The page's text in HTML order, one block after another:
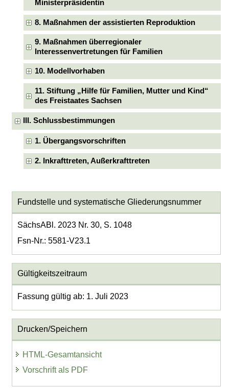
Ministerpräsidentin
8. Maßnahmen der assistierten Reproduktion
9. Maßnahmen überregionaler
Interessenvertretungen für Familien
10. Modellvorhaben
11. Stiftung „Hilfe für Familien, Mutter und Kind“
des Freistaates Sachsen
III. Schlussbestimmungen
1. Übergangsvorschriften
2. Inkrafttreten, Außerkrafttreten
Fundstelle und systematische Gliederungsnummer
SächsABl. 2023 Nr. 30, S. 1048
Fsn-Nr.: 5581-V23.1
Gültigkeitszeitraum
Fassung gültig ab: 1. Juli 2023
Drucken/Speichern
HTML-Gesamtansicht
Vorschrift als PDF